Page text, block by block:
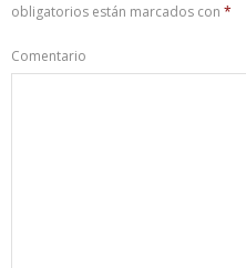
obligatorios están marcados con *
Comentario